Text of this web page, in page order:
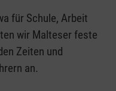
für Schule, Arbeit
wir Malteser feste
Zeiten und
an.